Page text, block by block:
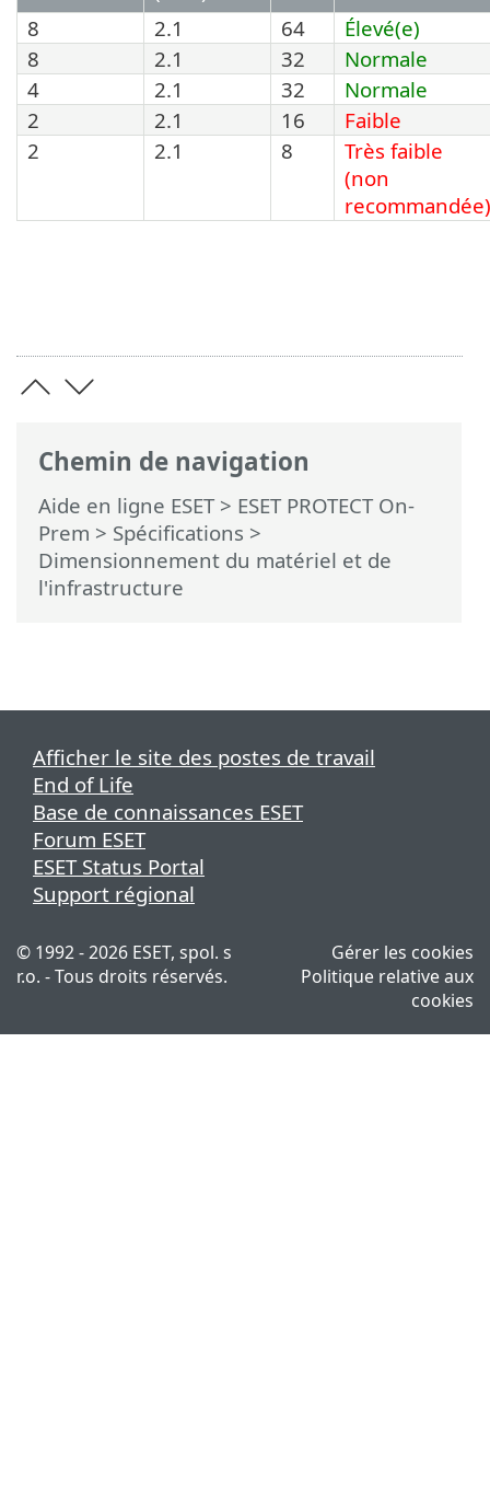
Chemin de navigation
Aide en ligne ESET> ESET PROTECT On-
Prem > Spécifications >
Dimensionnement du matériel et de
l'infrastructure
8
2.1 64
Élevé(e)
8
2.1 32
Normale
4
2.1 32
Normale
2
2.1 16
Faible
2
2.1 8
Très faible
(non
recommandée)
Afficher le site des postes de travail
End of Life
Base de connaissances ESET
Forum ESET
ESET Status Portal
Support régional
© 1992 - 2026 ESET, spol. s
r.o. - Tous droits réservés.
Gérer les cookies
Politique relative aux
cookies